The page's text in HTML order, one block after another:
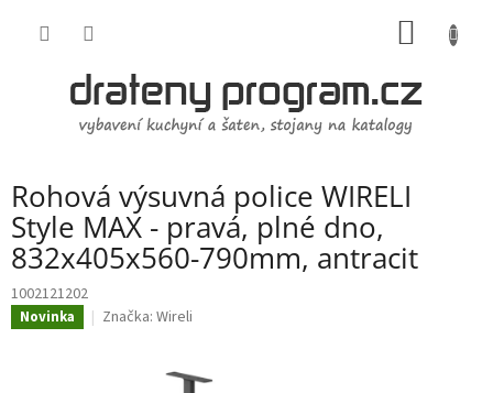
Rohová výsuvná police WIRELI
Style MAX - pravá, plné dno,
832x405x560-790mm, antracit
1002121202
Novinka Značka: Wireli